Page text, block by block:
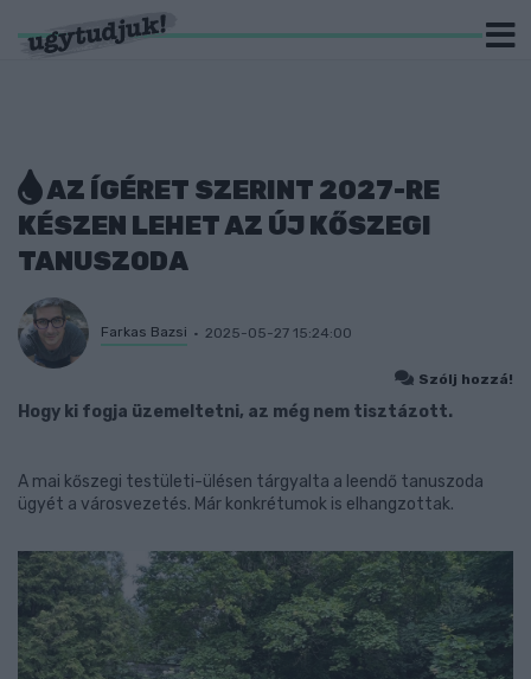
AZ ÍGÉRET SZERINT 2027-RE
KÉSZEN LEHET AZ ÚJ KŐSZEGI
TANUSZODA
Farkas Bazsi 2025-05-27 15:24:00
Szólj hozzá!
Hogy ki fogja üzemeltetni, az még nem tisztázott.
A mai kőszegi testületi-ülésen tárgyalta a leendő tanuszoda
ügyét a városvezetés. Már konkrétumok is elhangzottak.